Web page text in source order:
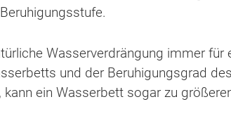
Wasserverdrängung immer
und der Beruhigungsgrad
ein Wasserbett sogar zu